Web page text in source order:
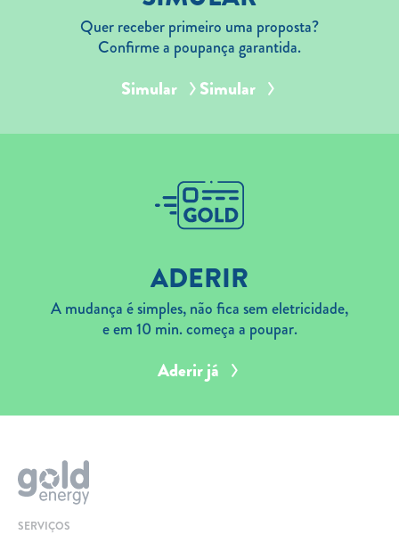
Quer receber primeiro uma proposta?
Confirme a poupança garantida.
Simular Simular
ADERIR
A mudança é simples, não fica sem eletricidade,
e em 10 min. começa a poupar.
Aderir já
SERVIÇOS